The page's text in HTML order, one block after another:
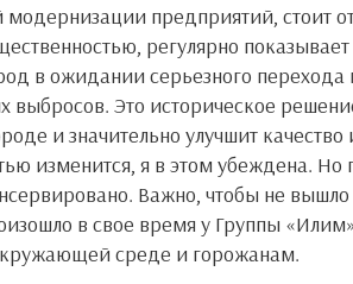
регулярно
в ожидании серьезного
выбросов. Это историческое
и значительно улучшит качество
изменится, я в этом убеждена. Но
Важно, чтобы не вышло
в свое время у Группы
среде и горожанам.